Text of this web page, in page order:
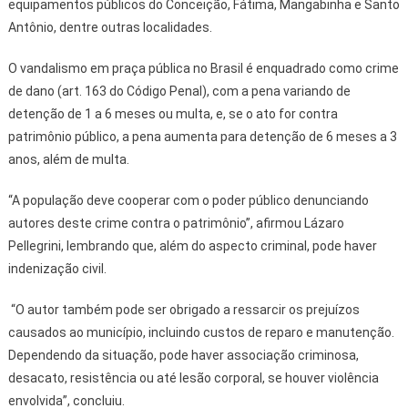
equipamentos públicos do Conceição, Fátima, Mangabinha e Santo
Antônio, dentre outras localidades.
O vandalismo em praça pública no Brasil é enquadrado como crime
de dano (art. 163 do Código Penal), com a pena variando de
detenção de 1 a 6 meses ou multa, e, se o ato for contra
patrimônio público, a pena aumenta para detenção de 6 meses a 3
anos, além de multa.
“A população deve cooperar com o poder público denunciando
autores deste crime contra o patrimônio”, afirmou Lázaro
Pellegrini, lembrando que, além do aspecto criminal, pode haver
indenização civil.
“O autor também pode ser obrigado a ressarcir os prejuízos
causados ao município, incluindo custos de reparo e manutenção.
Dependendo da situação, pode haver associação criminosa,
desacato, resistência ou até lesão corporal, se houver violência
envolvida”, concluiu.